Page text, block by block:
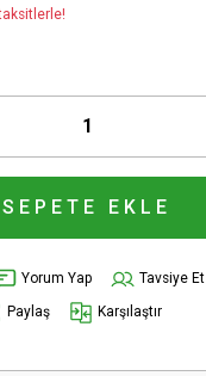
SEPETE EKLE
Yorum Yap
Tavsiye Et
Paylaş Karşılaştır